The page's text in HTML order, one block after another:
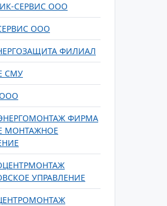
СЕРВИС ООО
ООО
ФИЛИАЛ
СМУ
ФИРМА
МОНТАЖНОЕ
УПРАВЛЕНИЕ